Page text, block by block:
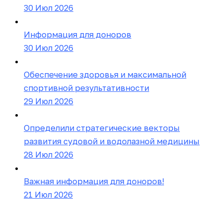
30 Июл 2026
Информация для доноров
30 Июл 2026
Обеспечение здоровья и максимальной
спортивной результативности
29 Июл 2026
Определили стратегические векторы
развития судовой и водолазной медицины
28 Июл 2026
Важная информация для доноров!
21 Июл 2026